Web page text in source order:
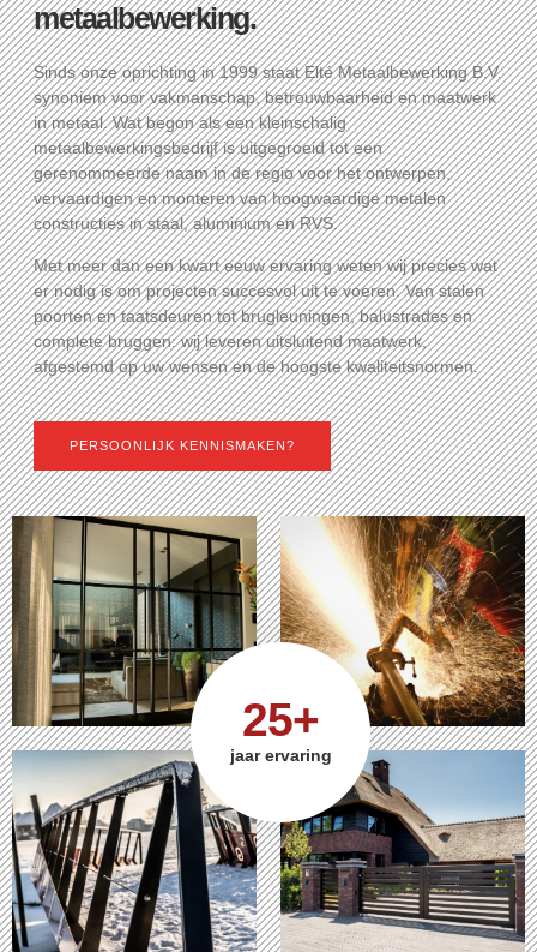
25+
jaar ervaring
metaalbewerking.
Sinds onze oprichting in 1999 staat Elté Metaalbewerking B.V.
synoniem voor vakmanschap, betrouwbaarheid en maatwerk
in metaal. Wat begon als een kleinschalig
metaalbewerkingsbedrijf is uitgegroeid tot een
gerenommeerde naam in de regio voor het ontwerpen,
vervaardigen en monteren van hoogwaardige metalen
constructies in staal, aluminium en RVS.
Met meer dan een kwart eeuw ervaring weten wij precies wat
er nodig is om projecten succesvol uit te voeren. Van stalen
poorten en taatsdeuren tot brugleuningen, balustrades en
complete bruggen: wij leveren uitsluitend maatwerk,
afgestemd op uw wensen en de hoogste kwaliteitsnormen.
PERSOONLIJK KENNISMAKEN?